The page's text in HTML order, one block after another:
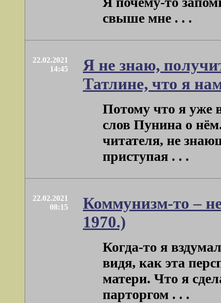
свыше мне . . .
22.02.2021
14:45
Я не знаю,
Татлине, что я
Потому что я уже
слов Пунина о
читателя, не
приступая . . .
22.02.2021
08:15
Коммунизм-то –
1970.)
Когда-то я
видя, как эта
матери. Что я
парторгом . . .